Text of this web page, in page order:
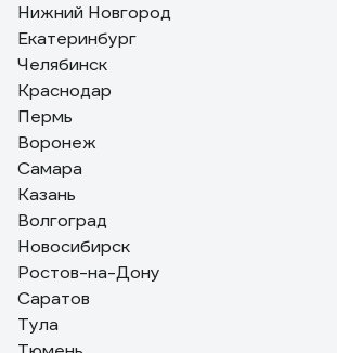
Евгений М.
23.08.2023
Маленький, удобен в переписке,
достаточный для раскроя стандартного
Расходники на АЛИ стоят в 3 раза дешевле
при одинаковом качестве, при
расходники живут долго.
121 отзыв
Отзыв об аппарате плазменной резки
Сергей П.
12.12.2022
Стоимость, качество реза
Нижний Новгород
Екатеринбург
Челябинск
Краснодар
Пермь
Воронеж
Самара
Казань
Волгоград
Новосибирск
Ростов-на-Дону
Саратов
Тула